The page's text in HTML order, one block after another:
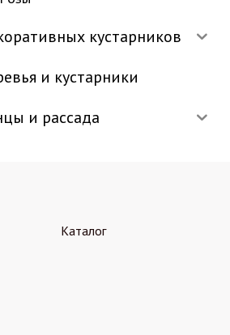
кустарников
и кустарники
и рассада
Каталог